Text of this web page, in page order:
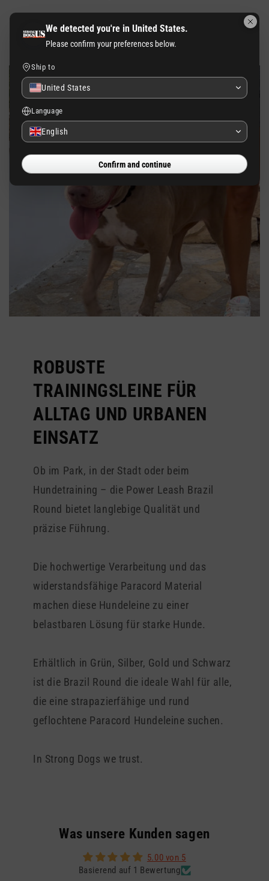
ROBUSTE
TRAININGSLEINE FÜR
ALLTAG UND URBANEN
EINSATZ
Ob im Park, in der Stadt oder beim
Hundetraining – die Power Leash Brazil
Round bietet langlebige Qualität und
präzise Führung.
Die hochwertige Verarbeitung und das
widerstandsfähige Paracord Material
machen diese Hundeleine zu einer
belastbaren Lösung für starke Hunde.
Erhältlich in Grün, Silber, Gold und Schwarz
ist die Brazil Round die ideale Wahl für alle,
die eine strapazierfähige und rund
geflochtene Paracord Hundeleine suchen.
In Strong Dogs we trust.
Was unsere Kunden sagen
5.00 von 5
Basierend auf 1 Bewertung
We detected you're in United States.
Please confirm your preferences below.
Ship to
United States
Language
English
Confirm and continue